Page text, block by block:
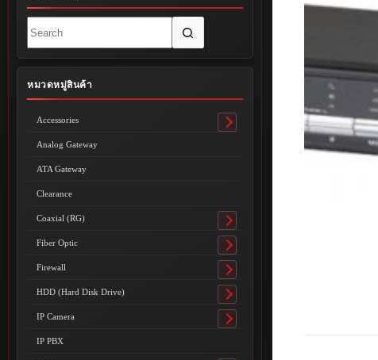
results
หมวดหมู่สินค้า
Accessories
Toggle
Analog Gateway
ATA Gateway
Clearance
Coaxial (RG)
Toggle
submenu
Fiber Optic
Toggle
submenu
Firewall
Toggle
submenu
HDD (Hard Disk Drive)
Toggle
submenu
IP Camera
Toggle
IP PBX